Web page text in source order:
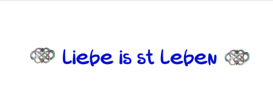
Suche sind, egal in welchen Bereichen.